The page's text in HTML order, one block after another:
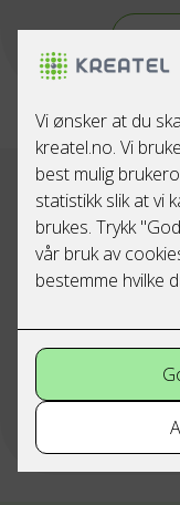
Les
Send oss en
Hvordan ønsker
Du må velge minst
E-post